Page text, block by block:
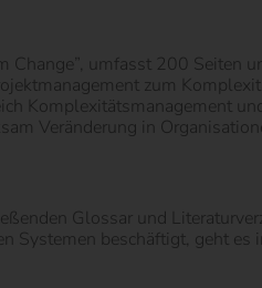
umfasst 200 Seiten
zum
Komplexitätsmanagement
Veränderung in
Glossar und
beschäftigt, geht es